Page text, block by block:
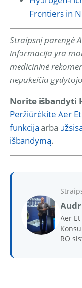
Frontiers in
Straipsnį parengė
informacija yra
medicininė
nepakeičia
Norite išbandyti
Peržiūrėkite Aer
funkcija arba
išbandymą.
Aer
RO